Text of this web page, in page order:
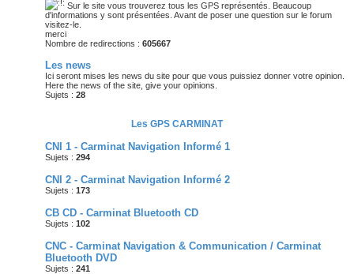
Sur le site vous trouverez tous les GPS représentés. Beaucoup
d'informations y sont présentées. Avant de poser une question sur le forum
visitez-le.
merci
Nombre de redirections : 605667
Les news
Ici seront mises les news du site pour que vous puissiez donner votre opinion.
Here the news of the site, give your opinions.
Sujets : 28
Les GPS CARMINAT
CNI 1 - Carminat Navigation Informé 1
Sujets : 294
CNI 2 - Carminat Navigation Informé 2
Sujets : 173
CB CD - Carminat Bluetooth CD
Sujets : 102
CNC - Carminat Navigation & Communication / Carminat
Bluetooth DVD
Sujets : 241